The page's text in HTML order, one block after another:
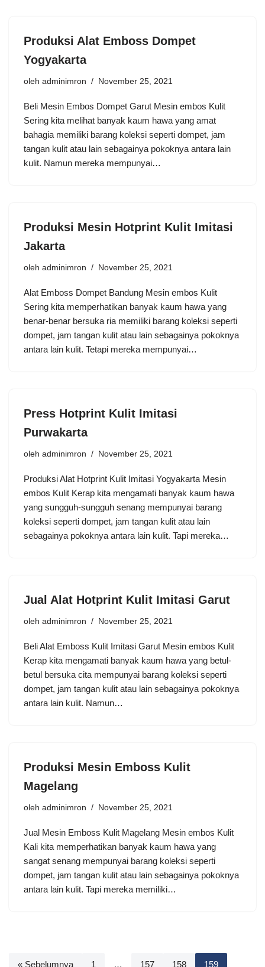
Produksi Alat Emboss Dompet
Yogyakarta
oleh adminimron November 25, 2021
Beli Mesin Embos Dompet Garut Mesin embos Kulit
Sering kita melihat banyak kaum hawa yang amat
bahagia memiliki barang koleksi seperti dompet, jam
tangan kulit atau lain sebagainya pokoknya antara lain
kulit. Namun mereka mempunyai…
Produksi Mesin Hotprint Kulit Imitasi
Jakarta
oleh adminimron November 25, 2021
Alat Emboss Dompet Bandung Mesin embos Kulit
Sering kita memperhatikan banyak kaum hawa yang
benar-benar bersuka ria memiliki barang koleksi seperti
dompet, jam tangan kulit atau lain sebagainya pokoknya
antara lain kulit. Tetapi mereka mempunyai…
Press Hotprint Kulit Imitasi
Purwakarta
oleh adminimron November 25, 2021
Produksi Alat Hotprint Kulit Imitasi Yogyakarta Mesin
embos Kulit Kerap kita mengamati banyak kaum hawa
yang sungguh-sungguh senang mempunyai barang
koleksi seperti dompet, jam tangan kulit atau lain
sebagainya pokoknya antara lain kulit. Tapi mereka…
Jual Alat Hotprint Kulit Imitasi Garut
oleh adminimron November 25, 2021
Beli Alat Emboss Kulit Imitasi Garut Mesin embos Kulit
Kerap kita mengamati banyak kaum hawa yang betul-
betul bersuka cita mempunyai barang koleksi seperti
dompet, jam tangan kulit atau lain sebagainya pokoknya
antara lain kulit. Namun…
Produksi Mesin Emboss Kulit
Magelang
oleh adminimron November 25, 2021
Jual Mesin Emboss Kulit Magelang Mesin embos Kulit
Kali kita memperhatikan banyak kaum hawa yang
sangat senang mempunyai barang koleksi seperti
dompet, jam tangan kulit atau lain sebagainya pokoknya
antara lain kulit. Tapi mereka memiliki…
« Sebelumnya 1 … 157 158 159